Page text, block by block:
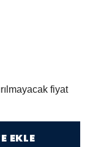
fiyat
EKLE